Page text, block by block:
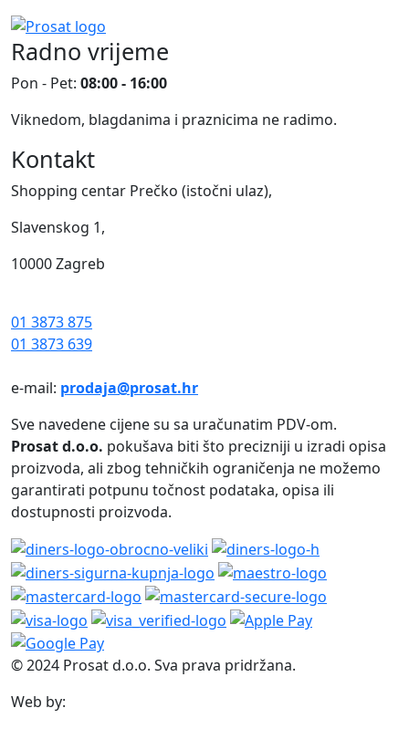
Radno vrijeme
Pon - Pet: 08:00 - 16:00
Viknedom, blagdanima i praznicima ne radimo.
Kontakt
Shopping centar Prečko (istočni ulaz),
Slavenskog 1,
10000 Zagreb
01 3873 875
01 3873 639
e-mail: prodaja@prosat.hr
Sve navedene cijene su sa uračunatim PDV-om.
Prosat d.o.o. pokušava biti što precizniji u izradi opisa
proizvoda, ali zbog tehničkih ograničenja ne možemo
garantirati potpunu točnost podataka, opisa ili
dostupnosti proizvoda.
© 2024 Prosat d.o.o. Sva prava pridržana.
Web by: